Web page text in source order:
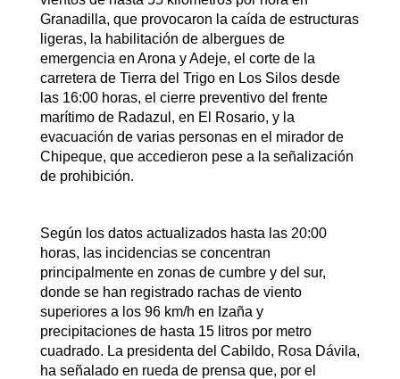
Granadilla, que provocaron la caída de estructuras
ligeras, la habilitación de albergues de
emergencia en Arona y Adeje, el corte de la
carretera de Tierra del Trigo en Los Silos desde
las 16:00 horas, el cierre preventivo del frente
marítimo de Radazul, en El Rosario, y la
evacuación de varias personas en el mirador de
Chipeque, que accedieron pese a la señalización
de prohibición.
Según los datos actualizados hasta las 20:00
horas, las incidencias se concentran
principalmente en zonas de cumbre y del sur,
donde se han registrado rachas de viento
superiores a los 96 km/h en Izaña y
precipitaciones de hasta 15 litros por metro
cuadrado. La presidenta del Cabildo, Rosa Dávila,
ha señalado en rueda de prensa que, por el